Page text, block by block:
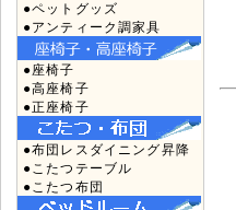
●ペットグッズ
●アンティーク調家具
●座椅子
●高座椅子
●正座椅子
●布団レスダイニング昇降
●こたつテーブル
●こたつ布団